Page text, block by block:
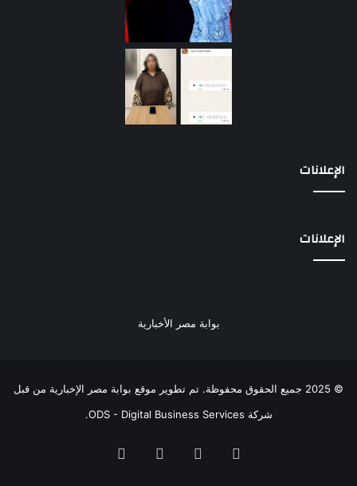
الإعلانات
الإعلانات
بوابة مصر الأخبارية
© 2025 جميع الحقوق محفوظة. تم تطوير موقع بوابة مصر الإخبارية من قبل
شركة ODS - Digital Business Services
.
فيسبوك ‫YouTube